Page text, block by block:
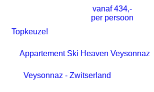
vanaf434,-
per persoon
Topkeuze!
Appartement Ski Heaven Veysonnaz
Veysonnaz - Zwitserland